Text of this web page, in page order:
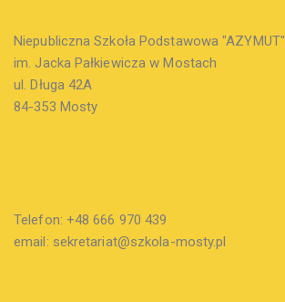
Niepubliczna Szkoła Podstawowa "AZYMUT"
im. Jacka Pałkiewicza w Mostach
ul. Długa 42A
84-353 Mosty
Telefon: +48 666 970 439
email: sekretariat@szkola-mosty.pl